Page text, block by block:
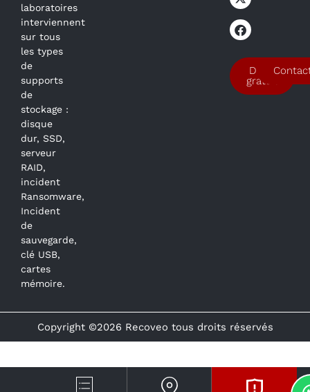
laboratoires
interviennent
sur tous
les types
de
supports
de
stockage :
disque
dur, SSD,
serveur
RAID,
incident
Ransomware,
Incident
de
sauvegarde,
clé USB,
cartes
mémoire.
Devis
gratuit
Copyright ©2026 Recoveo tous droits réservés